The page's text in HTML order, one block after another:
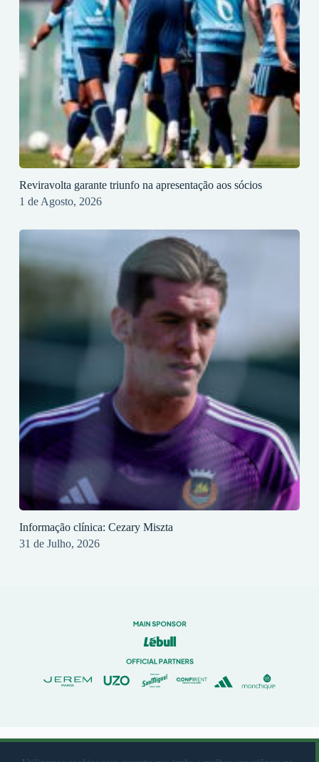
Reviravolta garante triunfo na apresentação aos sócios
1 de Agosto, 2026
Informação clínica: Cezary Miszta
31 de Julho, 2026